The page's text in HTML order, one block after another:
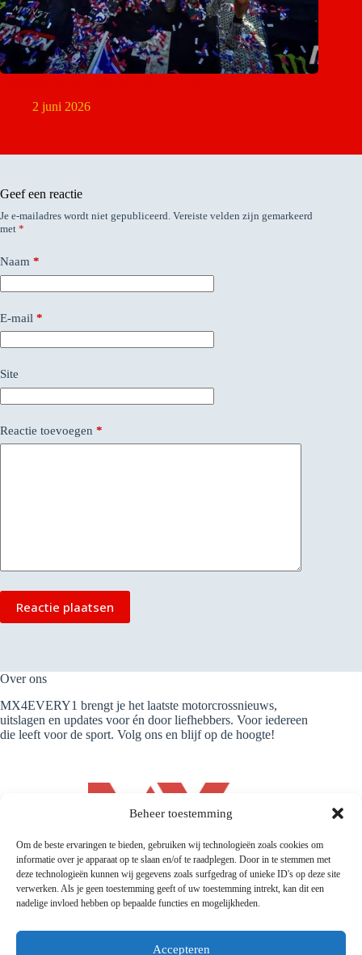
Beheer toestemming
Om de beste ervaringen te bieden, gebruiken wij technologieën zoals cookies om
informatie over je apparaat op te slaan en/of te raadplegen. Door in te stemmen met
deze technologieën kunnen wij gegevens zoals surfgedrag of unieke ID's op deze site
verwerken. Als je geen toestemming geeft of uw toestemming intrekt, kan dit een
nadelige invloed hebben op bepaalde functies en mogelijkheden.
Accepteren
2 juni 2026
Geef een reactie
Je e-mailadres wordt niet gepubliceerd. Vereiste velden zijn gemarkeerd
met *
Naam *
E-mail *
Site
Reactie toevoegen *
Reactie plaatsen
Over ons
MX4EVERY1 brengt je het laatste motorcrossnieuws,
uitslagen en updates voor én door liefhebbers. Voor iedereen
die leeft voor de sport. Volg ons en blijf op de hoogte!